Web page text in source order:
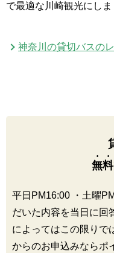
で最適な川崎観光にしま
神奈川の貸切バスの
無
平日PM16:00 ・土曜
だいた内容を当日に
によってはこの限りで
からのお申込みならポ